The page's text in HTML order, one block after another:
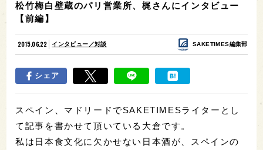
松竹梅白壁蔵のパリ営業所、梶さんにインタビュー
【前編】
2015.06.22 インタビュー／対談 SAKETIMES編集部
シェア
スペイン、マドリードでSAKETIMESライターとし
て記事を書かせて頂いている大倉です。
私は日本食文化に欠かせない日本酒が、スペインの